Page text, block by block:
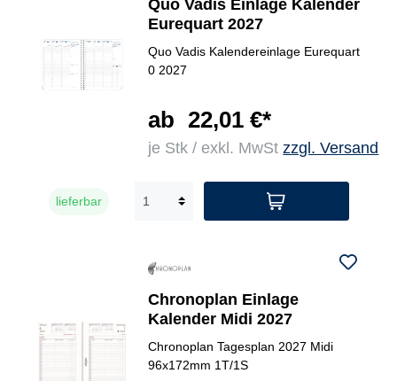
Quo Vadis Einlage Kalender
Eurequart 2027
Quo Vadis Kalendereinlage Eurequart
0 2027
ab 22,01 €*
je Stk / exkl. MwStzzgl. Versand
lieferbar
Chronoplan Einlage
Kalender Midi 2027
Chronoplan Tagesplan 2027 Midi
96x172mm 1T/1S